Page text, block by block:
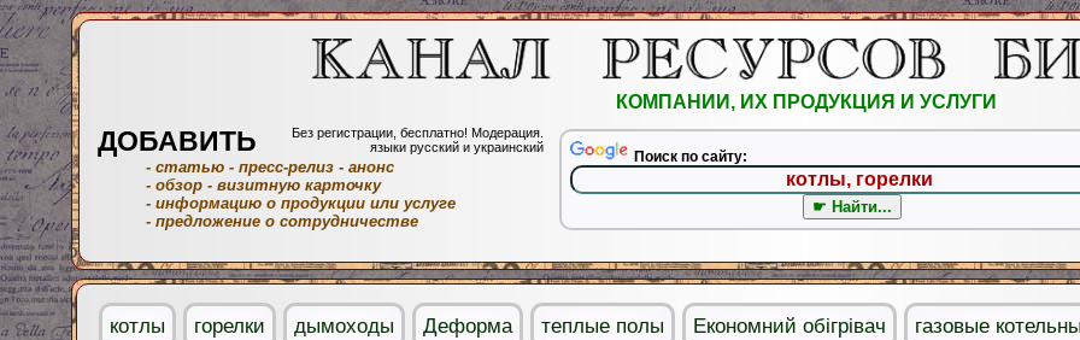
КОМПАНИИ, ИХ ПРОДУКЦИЯ И УСЛУГИ
ДОБАВИТЬ
Без регистрации, бесплатно! Модерация.
языки русский и украинский
- статью - пресс-релиз - анонс
- обзор - визитную карточку
- информацию о продукции или услуге
- предложение о сотрудничестве
Поиск по сайту:
котлы горелки дымоходы Деформа теплые полы Економний обігрівач газовые